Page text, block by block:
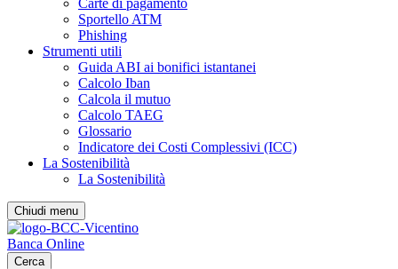
Carte di pagamento
Sportello ATM
Phishing
Strumenti utili
Guida ABI ai bonifici istantanei
Calcolo Iban
Calcola il mutuo
Calcolo TAEG
Glossario
Indicatore dei Costi Complessivi (ICC)
La Sostenibilità
La Sostenibilità
Chiudi menu
Banca Online
Cerca